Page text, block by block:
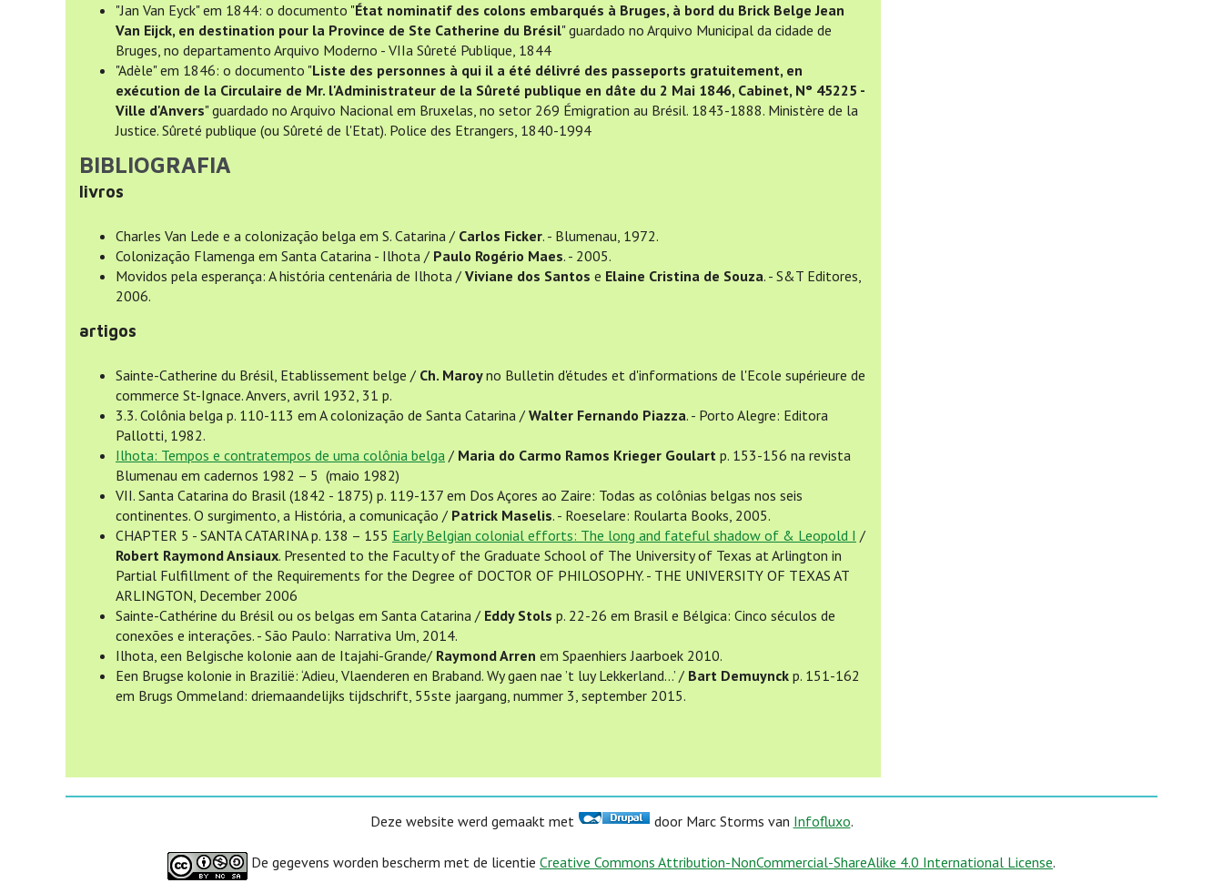
"Jan Van Eyck" em 1844: o documento "État nominatif des colons embarqués à Bruges, à bord du Brick Belge Jean
Van Eijck, en destination pour la Province de Ste Catherine du Brésil" guardado no Arquivo Municipal da cidade de
Bruges, no departamento Arquivo Moderno - VIIa Sûreté Publique, 1844
"Adèle" em 1846: o documento "Liste des personnes à qui il a été délivré des passeports gratuitement, en
exécution de la Circulaire de Mr. l'Administrateur de la Sûreté publique en dâte du 2 Mai 1846, Cabinet, N° 45225 -
Ville d'Anvers" guardado no Arquivo Nacional em Bruxelas, no setor 269 Émigration au Brésil. 1843-1888. Ministère de la
Justice. Sûreté publique (ou Sûreté de l'Etat). Police des Etrangers, 1840-1994
BIBLIOGRAFIA
livros
Charles Van Lede e a colonização belga em S. Catarina / Carlos Ficker. - Blumenau, 1972.
Colonização Flamenga em Santa Catarina - Ilhota / Paulo Rogério Maes. - 2005.
Movidos pela esperança: A história centenária de Ilhota / Viviane dos Santos e Elaine Cristina de Souza. - S&T Editores,
2006.
artigos
Sainte-Catherine du Brésil, Etablissement belge / Ch. Maroyno Bulletin d'études et d'informations de l'Ecole supérieure de
commerce St-Ignace. Anvers, avril 1932, 31 p.
3.3. Colônia belga p. 110-113 em A colonização de Santa Catarina / Walter Fernando Piazza. - Porto Alegre: Editora
Pallotti, 1982.
Ilhota: Tempos e contratempos de uma colônia belga / Maria do Carmo Ramos Krieger Goulart p. 153-156 na revista
Blumenau em cadernos 1982 – 5 (maio 1982)
VII. Santa Catarina do Brasil (1842 - 1875) p. 119-137 em Dos Açores ao Zaire: Todas as colônias belgas nos seis
continentes. O surgimento, a História, a comunicação / Patrick Maselis. - Roeselare: Roularta Books, 2005.
CHAPTER 5 - SANTA CATARINA p. 138 – 155 Early Belgian colonial efforts: The long and fateful shadow of & Leopold I /
Robert Raymond Ansiaux. Presented to the Faculty of the Graduate School of The University of Texas at Arlington in
Partial Fulfillment of the Requirements for the Degree of DOCTOR OF PHILOSOPHY. - THE UNIVERSITY OF TEXAS AT
ARLINGTON, December 2006
Sainte-Cathérine du Brésil ou os belgas em Santa Catarina / Eddy Stols p. 22-26 em Brasil e Bélgica: Cinco séculos de
conexões e interações. - São Paulo: Narrativa Um, 2014.
Ilhota, een Belgische kolonie aan de Itajahi-Grande/ Raymond Arren em Spaenhiers Jaarboek 2010.
Een Brugse kolonie in Brazilië: ‘Adieu, Vlaenderen en Braband. Wy gaen nae ’t luy Lekkerland…’ / Bart Demuynck p. 151-162
em Brugs Ommeland: driemaandelijks tijdschrift, 55ste jaargang, nummer 3, september 2015.
Deze website werd gemaakt met door Marc Storms van Infofluxo.
De gegevens worden bescherm met de licentie Creative Commons Attribution-NonCommercial-ShareAlike 4.0 International License.